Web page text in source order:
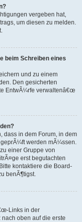
vergeben hat,
um diesen zu melden.
beim Schreiben eines
und zu einem
Den gesicherten
EntwÃ¼rfe verwaltenâ€œ
dass in dem Forum, in dem
werden mÃ¼ssen.
einer Gruppe von
erst begutachten
kontaktiere die Board-
benÃ¶tigst.
Links in der
oben auf die erste